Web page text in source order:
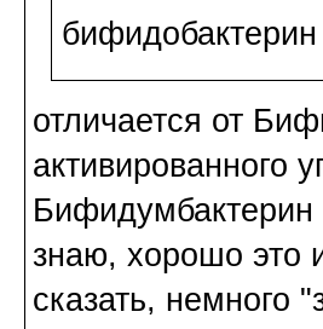
отличается от
активированного
знаю, хорошо это
сказать, немного